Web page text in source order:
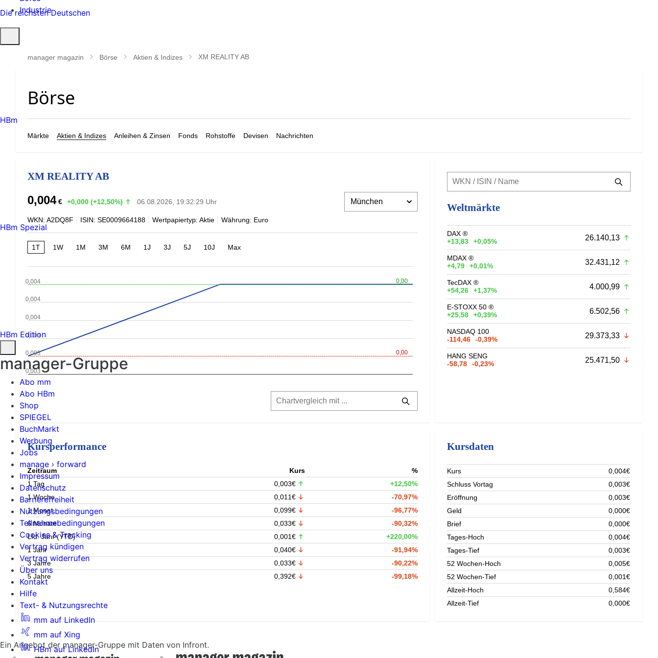
Industrie
öffnen
manager magazin Börse Aktien & Indizes XM REALITY AB
Märkte Aktien & Indizes Anleihen & Zinsen Fonds Rohstoffe Devisen Nachrichten
XM REALITY AB
0,004 € +0,000 (+12,50%) 06.08.2026, 19:32:29 Uhr
WKN: A2DQ8F ISIN: SE0009664188 Wertpapiertyp: Aktie Währung: Euro
1T 1W 1M 3M 6M 1J 3J 5J 10J Max
0,00
0,00
0,003
0,004
0,004
0,003
0,003
0,004
Weltmärkte
DAX ®
+13,83
+0,05% 26.140,13
MDAX ®
+4,79
+0,01% 32.431,12
TecDAX ®
+54,26
+1,37% 4.000,99
E-STOXX 50 ®
+25,58
+0,39% 6.502,56
NASDAQ 100
-114,46
-0,39% 29.373,33
HANG SENG
-58,78
-0,23% 25.471,50
Kursperformance
Zeitraum Kurs
%
1 Tag
0,003€
+12,50%
1 Woche
0,011€
-70,97%
1 Monat
0,099€
-96,77%
6 Monate
0,033€
-90,32%
Lfd. Jahr (YTD)
0,001€
+220,00%
1 Jahr
0,040€
-91,94%
3 Jahre
0,033€
-90,22%
5 Jahre
0,392€ -99,18%
Kursdaten
Kurs
0,004€
Schluss Vortag
0,003€
Eröffnung
0,003€
Geld
0,000€
Brief
0,000€
Tages-Hoch
0,004€
Tages-Tief
0,003€
52 Wochen-Hoch
0,005€
52 Wochen-Tief
0,001€
Allzeit-Hoch
0,584€
Allzeit-Tief
0,000€
Ein Angebot der manager-Gruppe mit Daten von Infront.
Die reichsten Deutschen
HBm
HBm Spezial
HBm Edition
manager-Gruppe
Abo mm
Abo HBm
Shop
SPIEGEL
BuchMarkt
Werbung
Jobs
manage › forward
Impressum
Datenschutz
Barrierefreiheit
Nutzungsbedingungen
Teilnahmebedingungen
Cookies & Tracking
Vertrag kündigen
Vertrag widerrufen
Über uns
Kontakt
Hilfe
Text- & Nutzungsrechte
mm auf LinkedIn
mm auf Xing
HBm auf LinkedIn